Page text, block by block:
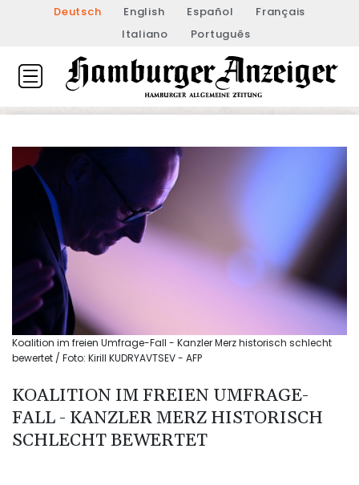
Deutsch English Español
Français
Italiano
Português
Koalition im freien Umfrage-Fall - Kanzler Merz historisch schlecht
bewertet / Foto: Kirill KUDRYAVTSEV - AFP
KOALITION IM FREIEN UMFRAGE-
FALL - KANZLER MERZ HISTORISCH
SCHLECHT BEWERTET